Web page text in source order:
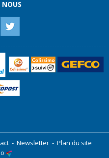
NOUS
- Newsletter- Plan du site